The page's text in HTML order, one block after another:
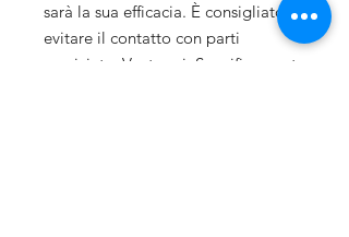
sarà la sua efficacia. È consigliato
evitare il contatto con parti
verniciate. Vantaggi: Specificamente